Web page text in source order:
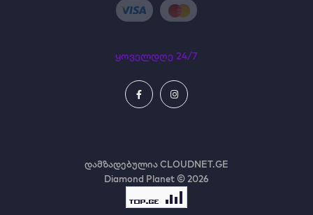
ყოველდღე 24/7
დამზადებულიაCLOUDNET.GE
Diamond Planet © 2026